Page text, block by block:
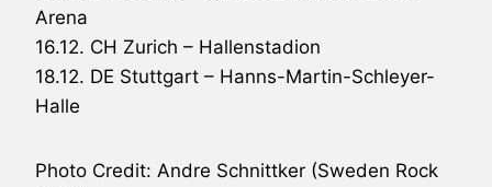
Arena
16.12. CH Zurich – Hallenstadion
18.12. DE Stuttgart – Hanns-Martin-Schleyer-
Halle
Photo Credit: Andre Schnittker (Sweden Rock